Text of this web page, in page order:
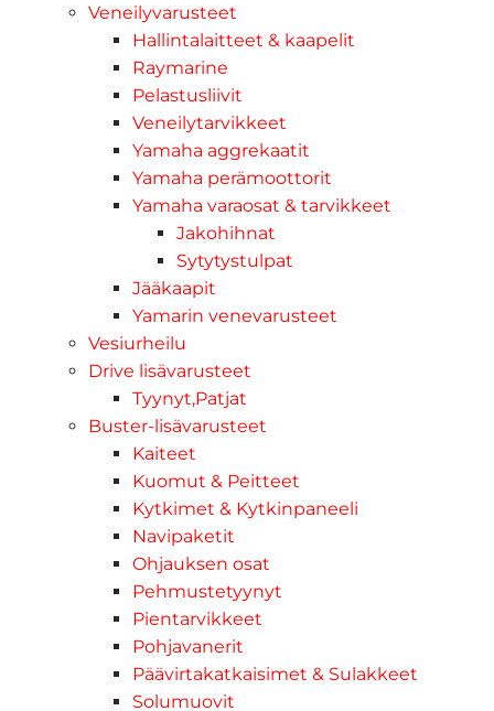
Veneilyvarusteet
Hallintalaitteet & kaapelit
Raymarine
Pelastusliivit
Veneilytarvikkeet
Yamaha aggrekaatit
Yamaha perämoottorit
Yamaha varaosat & tarvikkeet
Jakohihnat
Sytytystulpat
Jääkaapit
Yamarin venevarusteet
Vesiurheilu
Drive lisävarusteet
Tyynyt,Patjat
Buster-lisävarusteet
Kaiteet
Kuomut & Peitteet
Kytkimet & Kytkinpaneeli
Navipaketit
Ohjauksen osat
Pehmustetyynyt
Pientarvikkeet
Pohjavanerit
Päävirtakatkaisimet & Sulakkeet
Solumuovit